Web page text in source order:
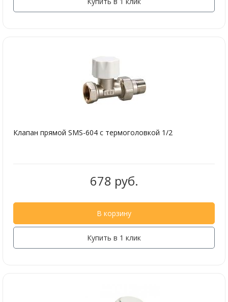
Клапан прямой SMS-604 с термоголовкой 1/2
678 руб.
В корзину
Купить в 1 клик